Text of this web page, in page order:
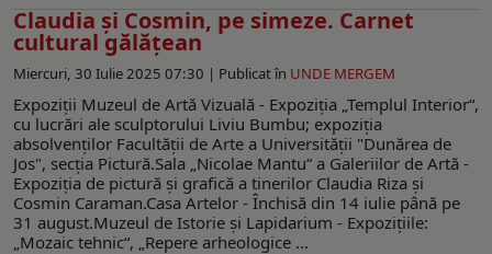
Claudia și Cosmin, pe simeze. Carnet
cultural gălățean
Miercuri, 30 Iulie 2025 07:30 | Publicat în UNDE MERGEM
Expoziţii Muzeul de Artă Vizuală - Expoziţia „Templul Interior“,
cu lucrări ale sculptorului Liviu Bumbu; expoziţia
absolvenţilor Facultăţii de Arte a Universităţii "Dunărea de
Jos", secţia Pictură.Sala „Nicolae Mantu“ a Galeriilor de Artă -
Expoziţia de pictură și grafică a tinerilor Claudia Riza și
Cosmin Caraman.Casa Artelor - Închisă din 14 iulie până pe
31 august.Muzeul de Istorie şi Lapidarium - Expoziţiile:
„Mozaic tehnic“, „Repere arheologice ...